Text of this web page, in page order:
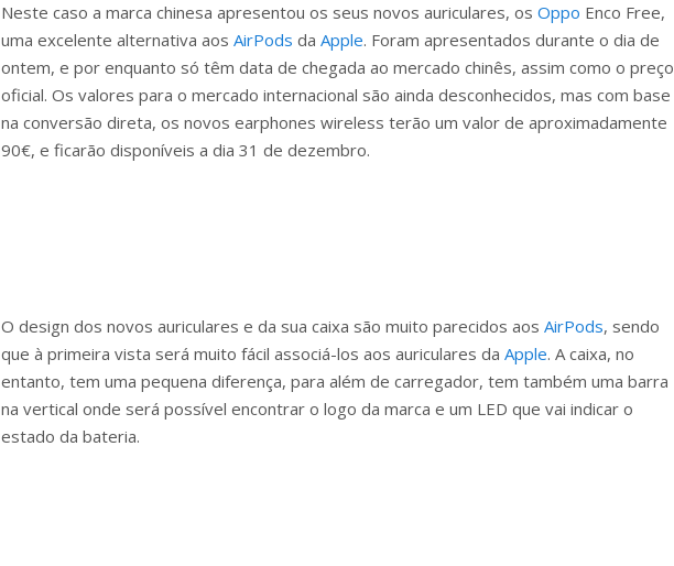
Neste caso a marca chinesa apresentou os seus novos auriculares, os Oppo Enco Free,
uma excelente alternativa aos AirPods da Apple. Foram apresentados durante o dia de
ontem, e por enquanto só têm data de chegada ao mercado chinês, assim como o preço
oficial. Os valores para o mercado internacional são ainda desconhecidos, mas com base
na conversão direta, os novos earphones wireless terão um valor de aproximadamente
90€, e ficarão disponíveis a dia 31 de dezembro.
O design dos novos auriculares e da sua caixa são muito parecidos aos AirPods, sendo
que à primeira vista será muito fácil associá-los aos auriculares da Apple. A caixa, no
entanto, tem uma pequena diferença, para além de carregador, tem também uma barra
na vertical onde será possível encontrar o logo da marca e um LED que vai indicar o
estado da bateria.